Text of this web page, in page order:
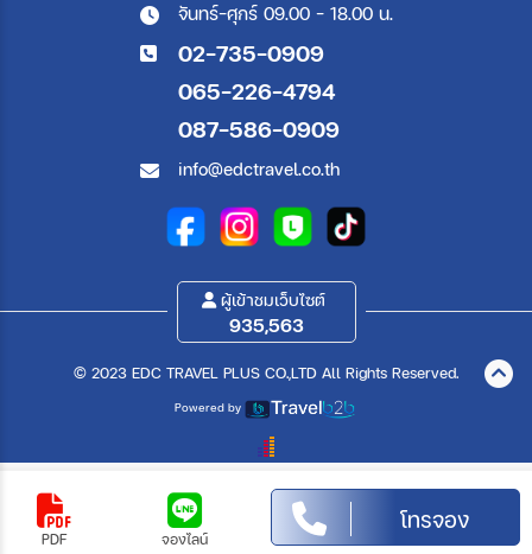
โทรจอง
จองไลน์
PDF
จันทร์-ศุกร์ 09.00 - 18.00 น.
02-735-0909
065-226-4794
087-586-0909
info@edctravel.co.th
ผู้เข้าชมเว็บไซต์
935,563
© 2023 EDC TRAVEL PLUS CO.,LTD All Rights Reserved.
Powered by